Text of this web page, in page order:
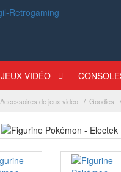
JEUX VIDÉO
Accessoires de jeux vidéo Goodies